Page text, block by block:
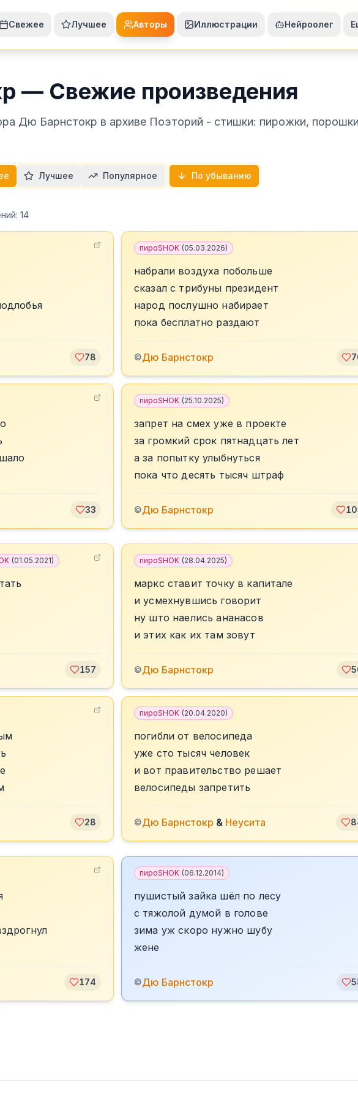
Свежее Лучшее Авторы Иллюстрации Нейроолег
— Свежие произведения
Дю Барнстокр в архиве Поэторий - стишки: пирожки,
Лучшее Популярное По убыванию
14
78
пироSHOK (05.03.2026)
набрали воздуха побольше
сказал с трибуны президент
народ послушно набирает
пока бесплатно раздают
©Дю Барнстокр
33
пироSHOK (25.10.2025)
запрет на смех уже в проекте
за громкий срок пятнадцать лет
а за попытку улыбнуться
пока что десять тысяч штраф
©Дю Барнстокр
(01.05.2021)
157
пироSHOK (28.04.2025)
маркс ставит точку в капитале
и усмехнувшись говорит
ну што наелись ананасов
и этих как их там зовут
©Дю Барнстокр
28
пироSHOK (20.04.2020)
погибли от велосипеда
уже сто тысяч человек
и вот правительство решает
велосипеды запретить
©Дю Барнстокр & Неусита
174
пироSHOK (06.12.2014)
пушистый зайка шёл по лесу
с тяжолой думой в голове
зима уж скоро нужно шубу
жене
©Дю Барнстокр